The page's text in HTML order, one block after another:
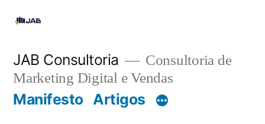
JAB Consultoria
Consultoria de
Marketing Digital e Vendas
Manifesto Artigos